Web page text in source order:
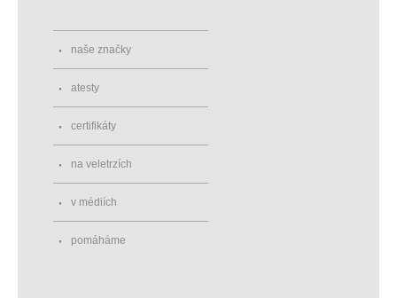
naše značky
atesty
certifikáty
na veletrzích
v médiích
pomáháme